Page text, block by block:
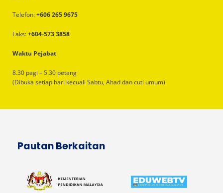
Telefon:+606 265 9675
Faks:+604-573 3858
Waktu Pejabat
8.30 pagi – 5.30 petang
(Dibuka setiap hari kecuali Sabtu, Ahad dan cuti umum)
Pautan Berkaitan